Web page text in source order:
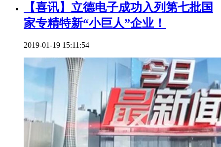
【喜讯】立德电子成功入列第七批国
家专精特新“小巨人”企业！
2019-01-19 15:11:54